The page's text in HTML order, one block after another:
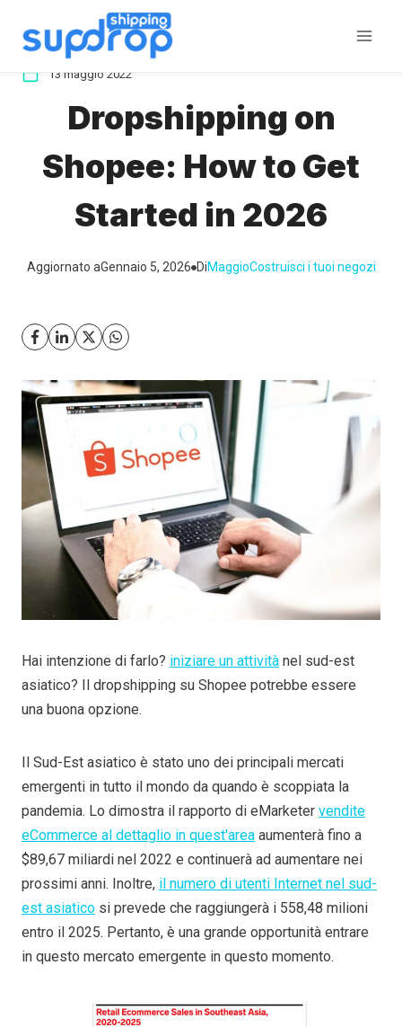
13 maggio 2022
Dropshipping on
Shopee: How to Get
Started in 2026
Aggiornato aGennaio 5, 2026 DiMaggioCostruisci i tuoi negozi
Hai intenzione di farlo? iniziare un attività nel sud-est
asiatico? Il dropshipping su Shopee potrebbe essere
una buona opzione.
Il Sud-Est asiatico è stato uno dei principali mercati
emergenti in tutto il mondo da quando è scoppiata la
pandemia. Lo dimostra il rapporto di eMarketer vendite
eCommerce al dettaglio in quest'area aumenterà fino a
$89,67 miliardi nel 2022 e continuerà ad aumentare nei
prossimi anni. Inoltre, il numero di utenti Internet nel sud-
est asiatico si prevede che raggiungerà i 558,48 milioni
entro il 2025. Pertanto, è una grande opportunità entrare
in questo mercato emergente in questo momento.